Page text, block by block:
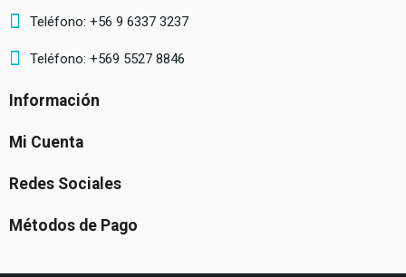
Teléfono: +56 9 6337 3237
Teléfono: +569 5527 8846
Información
Mi Cuenta
Redes Sociales
Métodos de Pago